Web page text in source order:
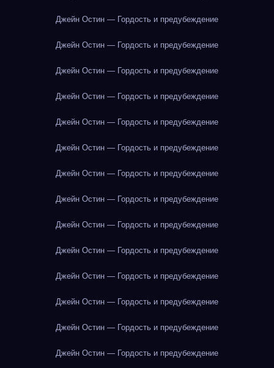
Джейн Остин — Гордость и предубеждение
Джейн Остин — Гордость и предубеждение
Джейн Остин — Гордость и предубеждение
Джейн Остин — Гордость и предубеждение
Джейн Остин — Гордость и предубеждение
Джейн Остин — Гордость и предубеждение
Джейн Остин — Гордость и предубеждение
Джейн Остин — Гордость и предубеждение
Джейн Остин — Гордость и предубеждение
Джейн Остин — Гордость и предубеждение
Джейн Остин — Гордость и предубеждение
Джейн Остин — Гордость и предубеждение
Джейн Остин — Гордость и предубеждение
Джейн Остин — Гордость и предубеждение